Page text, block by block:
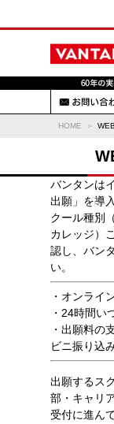
HOME
バンタンは
出願」を導
クール種別
カレッジ）
認し、バン
い。
・オンライ
・24時間い
・出願料の
ビニ振り込
出願するス
部・キャリ
受付に進ん